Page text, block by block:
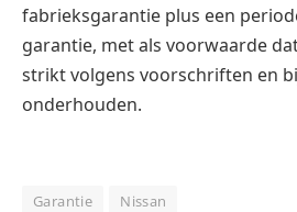
fabrieksgarantie plus een
garantie, met als voorwaarde
strikt volgens voorschriften en
onderhouden.
Garantie Nissan